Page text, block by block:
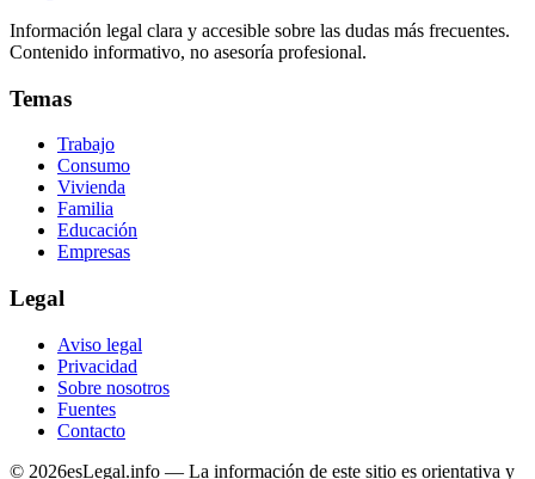
Información legal clara y accesible sobre las dudas más frecuentes.
Contenido informativo, no asesoría profesional.
Temas
Trabajo
Consumo
Vivienda
Familia
Educación
Empresas
Legal
Aviso legal
Privacidad
Sobre nosotros
Fuentes
Contacto
© 2026esLegal.info — La información de este sitio es orientativa y